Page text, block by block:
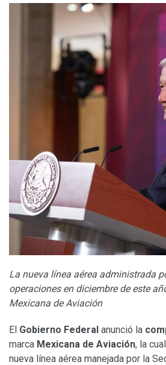
La nueva línea aérea administrada
operaciones en diciembre de este
Mexicana de Aviación
El Gobierno Federal anunció la
marca Mexicana de Aviación, la
nueva línea aérea manejada por la